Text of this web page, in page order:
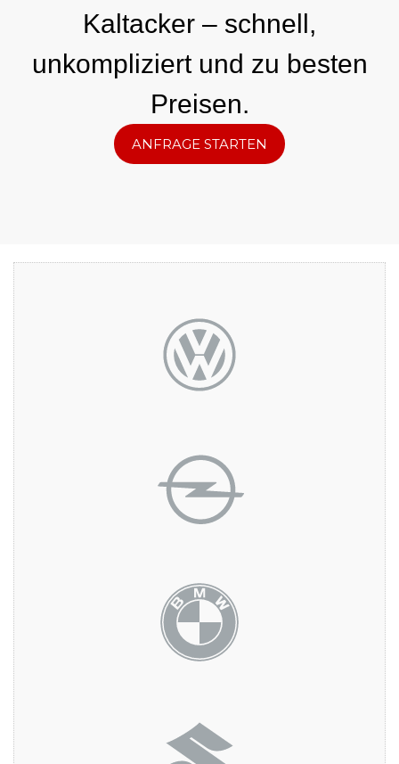
Kaltacker – schnell,
unkompliziert und zu besten
Preisen.
ANFRAGE STARTEN